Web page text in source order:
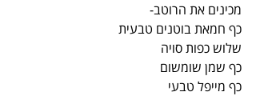
מכינים את הרוטב-
כף חמאת בוטנים טבעית
שלוש כפות סויה
כף שמן שומשום
כף מייפל טבעי